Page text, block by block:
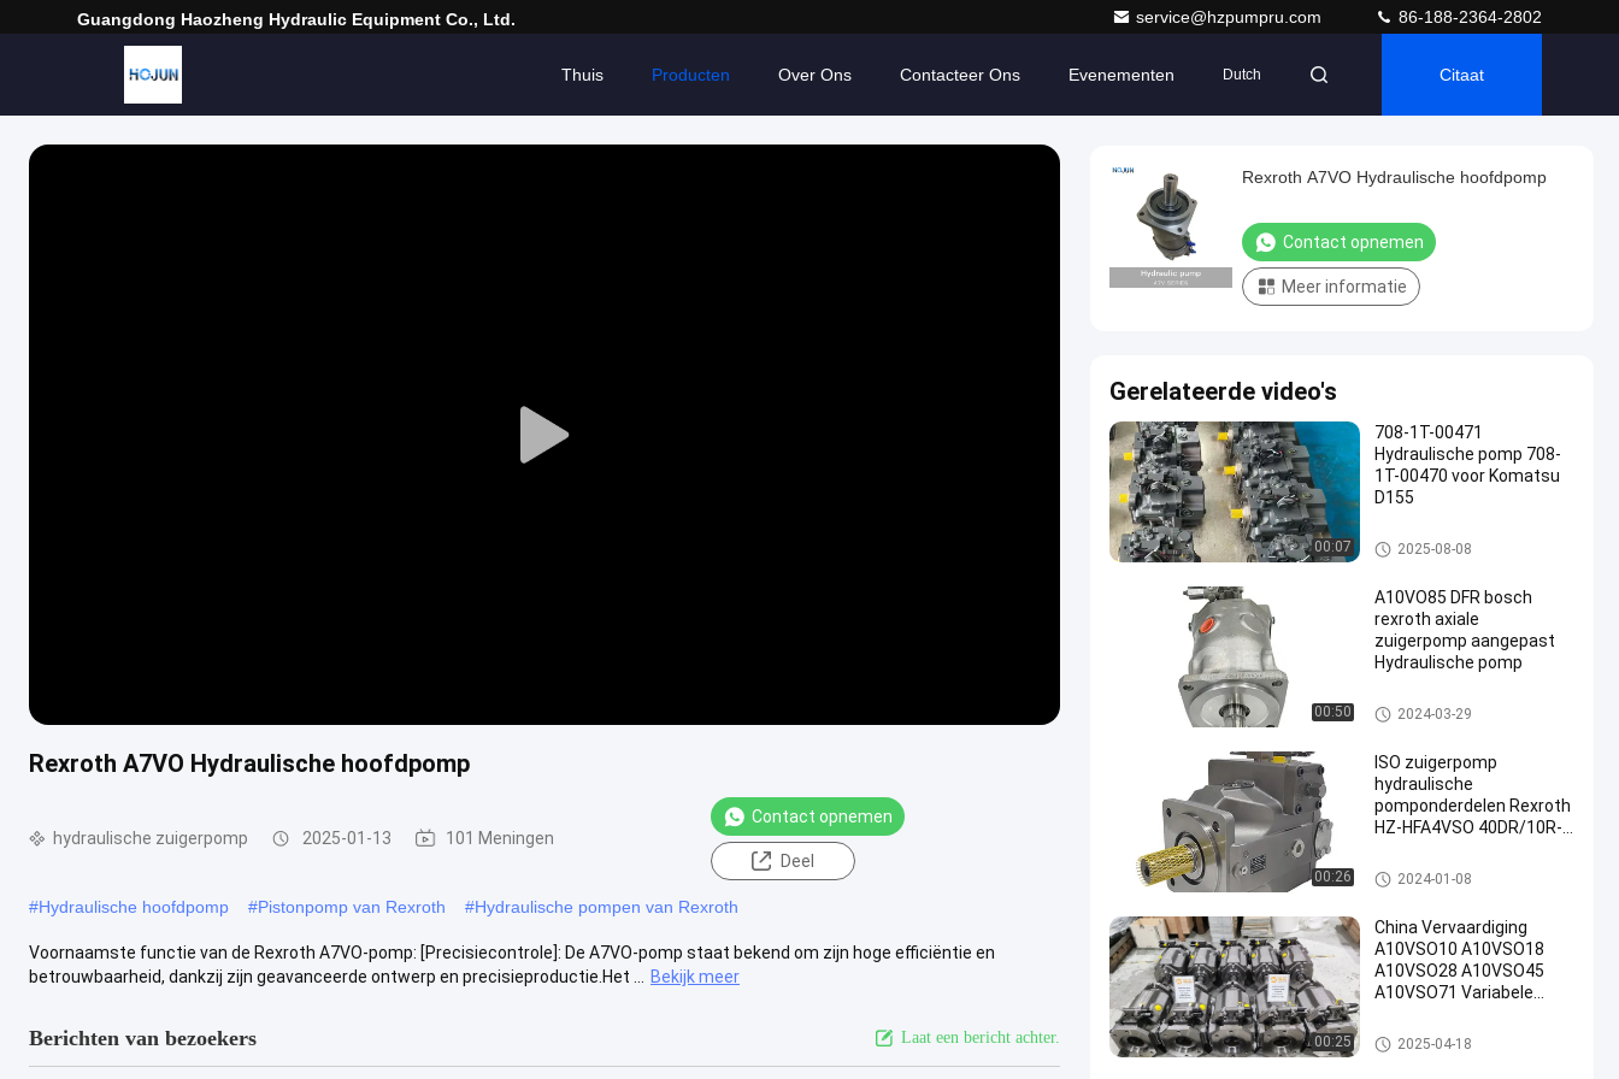
Guangdong Haozheng Hydraulic Equipment Co., Ltd. service@hzpumpru.com 86-188-2364-2802
Thuis Producten Over Ons Contacteer Ons Evenementen Dutch Citaat
Play
Rexroth A7VO Hydraulische hoofdpomp
hydraulische zuigerpomp 2025-01-13 101 Meningen
Contact opnemen
Deel
#Hydraulische hoofdpomp #Pistonpomp van Rexroth #Hydraulische pompen van Rexroth
Voornaamste functie van de Rexroth A7VO-pomp: [Precisiecontrole]: De A7VO-pomp staat bekend om zijn hoge efficiëntie en
betrouwbaarheid, dankzij zijn geavanceerde ontwerp en precisieproductie.Het ...
Bekijk meer
Berichten van bezoekers Laat een bericht achter.
Rexroth A7VO Hydraulische hoofdpomp
Contact opnemen
Meer informatie
Gerelateerde video's
00:07
708-1T-00471
Hydraulische pomp 708-
1T-00470 voor Komatsu
D155
hydraulische zuigerpomp
2025-08-08
00:50
A10VO85 DFR bosch
rexroth axiale
zuigerpomp aangepast
Hydraulische pomp
Hydraulische pompen van Rex
roth
2024-03-29
00:26
ISO zuigerpomp
hydraulische
pomponderdelen Rexroth
HZ-HFA4VSO 40DR/10R-
hydraulische zuigerpomp
2024-01-08
00:25
China Vervaardiging
A10VSO10 A10VSO18
A10VSO28 A10VSO45
A10VSO71 Variabele
A10VSO-140DFR-31RL-
PKC12N00 zuigerpomp
hydraulische zuigerpomp
2025-04-18